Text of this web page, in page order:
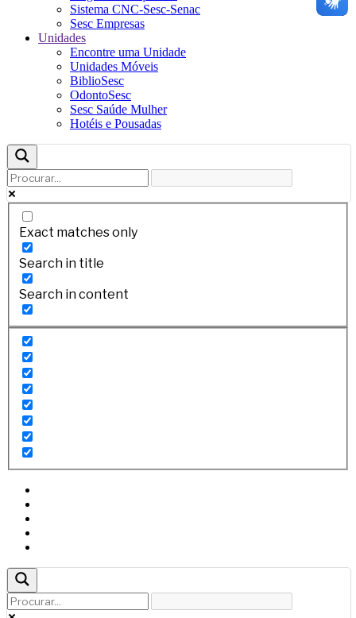
Sistema CNC-Sesc-Senac
Sesc Empresas
Unidades
Encontre uma Unidade
Unidades Móveis
BiblioSesc
OdontoSesc
Sesc Saúde Mulher
Hotéis e Pousadas
Exact matches only
Search in title
Search in content